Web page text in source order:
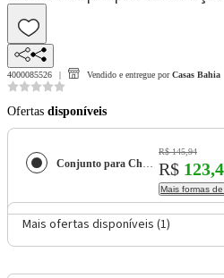
4000085526 Vendido e entregue por Casas Bahia
Ofertas disponíveis
Conjunto para Churrasco Tramontina Plenus em Inox e Polipropileno 4 Peças
R$ 145,94
R$
Mais formas
Mais ofertas disponíveis (1)